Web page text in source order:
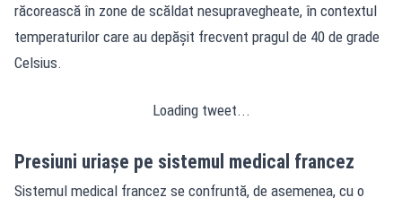
răcorească în zone de scăldat nesupravegheate, în contextul
temperaturilor care au depășit frecvent pragul de 40 de grade
Celsius.
Loading tweet...
Presiuni uriașe pe sistemul medical francez
Sistemul medical francez se confruntă, de asemenea, cu o